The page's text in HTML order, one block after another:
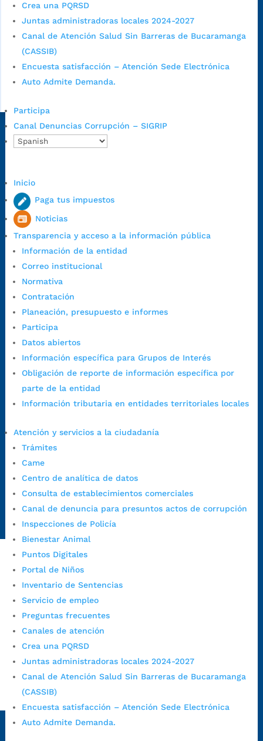
Crea una PQRSD
Juntas administradoras locales 2024-2027
Canal de Atención Salud Sin Barreras de Bucaramanga
(CASSIB)
Encuesta satisfacción – Atención Sede Electrónica
Auto Admite Demanda.
Participa
Canal Denuncias Corrupción – SIGRIP
Inicio
Paga tus impuestos
Noticias
Transparencia y acceso a la información pública
Información de la entidad
Correo institucional
Normativa
Contratación
Planeación, presupuesto e informes
Participa
Datos abiertos
Información específica para Grupos de Interés
Obligación de reporte de información específica por
parte de la entidad
Información tributaria en entidades territoriales locales
Atención y servicios a la ciudadanía
Trámites
Came
Centro de analítica de datos
Consulta de establecimientos comerciales
Canal de denuncia para presuntos actos de corrupción
Inspecciones de Policía
Bienestar Animal
Puntos Digitales
Portal de Niños
Inventario de Sentencias
Servicio de empleo
Preguntas frecuentes
Canales de atención
Crea una PQRSD
Juntas administradoras locales 2024-2027
Canal de Atención Salud Sin Barreras de Bucaramanga
(CASSIB)
Encuesta satisfacción – Atención Sede Electrónica
Auto Admite Demanda.
Dirección Fase I:Calle 35 # 10-43, Bucaramanga, Santander,
Colombia.
Colombia
Código Postal:
680006. Código Dane: 68001.
Horario de Atención:
1:00 p.m. a 5:30 p.m. / viernes jornada continua en el horario de
7:00 a.m. a 5:00 p.m., con 30 minutos de descanso al medio día.
Horario de Atención CAME (Central):
Lunes a jueves: 7:00 a.m. a 12:00 m y de 1:00 p.m. a 5:30 p.m.
Viernes: 7:00 a.m. a 5:00 p.m. en Jornada Continua con
30 minutos de descanso al medio día.
Horario de Atención CAME (Norte):
Dirección:Carrera 12 #16N-84 del barrio Kennedy.
Horario habitual de lunes a viernes en
a.m. a 3:00 p.m.
Teléfono Conmutador:+57 (607) 633 70 00
Líneagratuita:+57 (607) 652 55 55
Correo Institucional: contactenos@bucaramanga.gov.co
judiciales:
https://www.bucaramanga.gov.co/gobierno-ciudadanos-
1/secretarias/oficina-de-control-interno-disciplinario/
@AlcaldíaBGA
PrensaBucaramanga
Autorización de Tratamiento de Datos Personales